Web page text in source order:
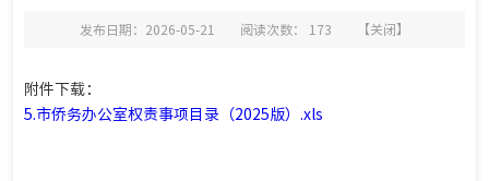
发布日期：2026-05-21 阅读次数： 173 【关闭】
附件下载：
5.市侨务办公室权责事项目录（2025版）.xls